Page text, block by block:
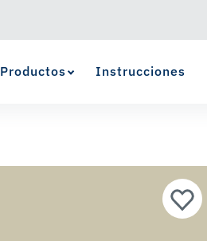
Productos Instrucciones